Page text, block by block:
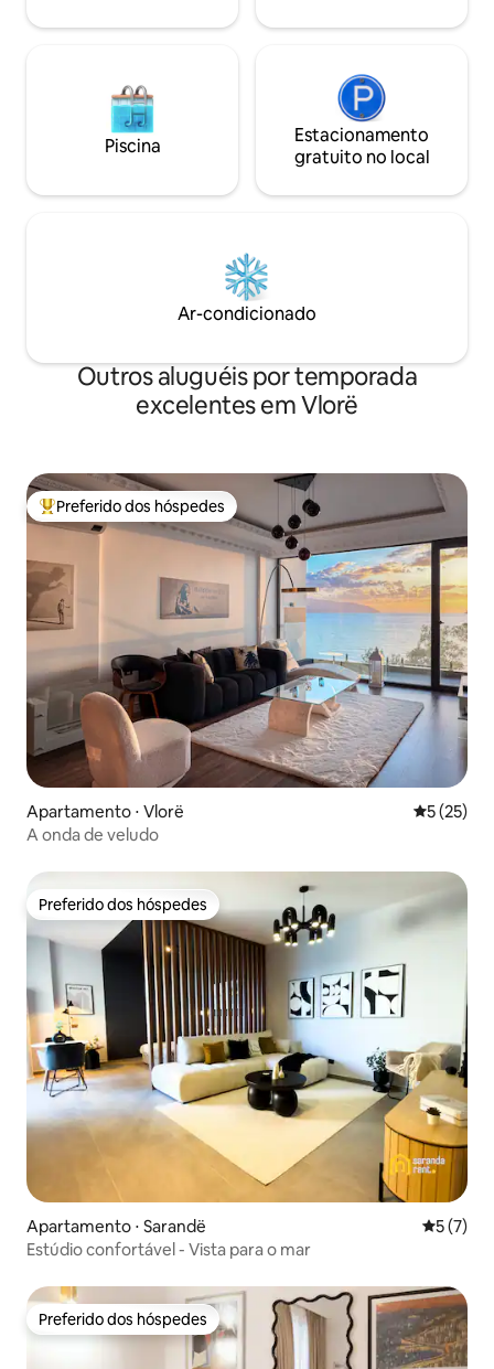
calçadão.
Piscina
Estacionamento
gratuito no local
Ar-condicionado
Outros aluguéis por temporada
excelentes em Vlorë
Entre os melhores preferidos dos hóspedes
Preferido dos hóspedes
Apartamento ⋅ Vlorë 5 de uma
5 (25)
A onda de veludo
Preferido dos hóspedes
Preferido dos hóspedes
Apartamento ⋅ Sarandë 5 de
5 (7)
Estúdio confortável - Vista para o mar
Preferido dos hóspedes
Preferido dos hóspedes